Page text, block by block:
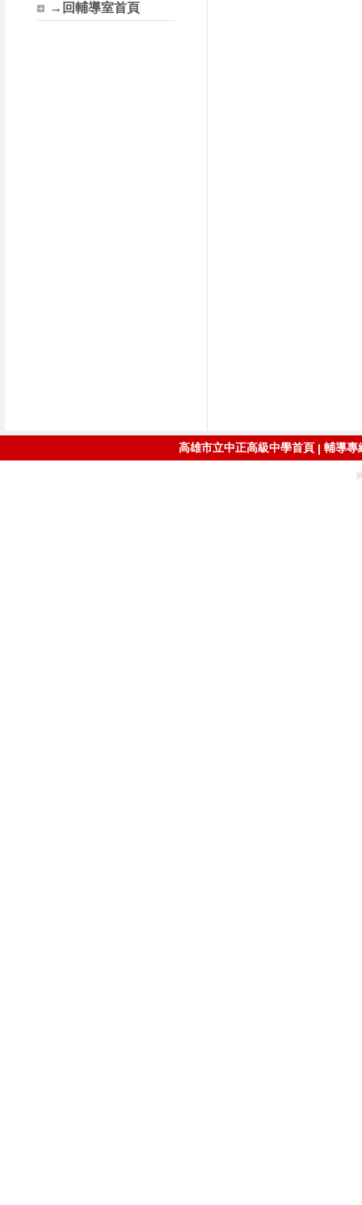
→回輔導室首頁
高雄市立中正高級中學首頁 | 輔導專